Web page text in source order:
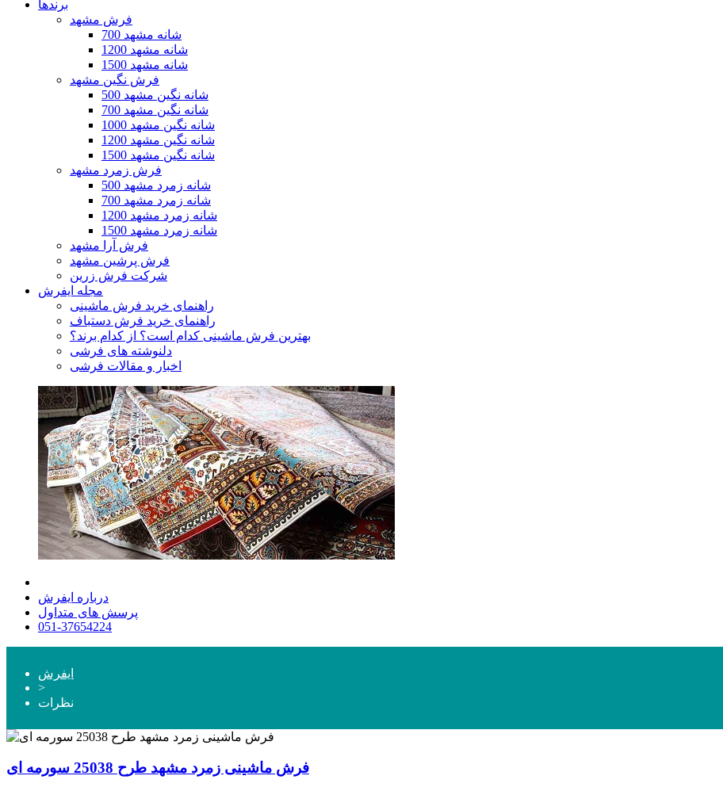
برندها
فرش مشهد
700 شانه مشهد
1200 شانه مشهد
1500 شانه مشهد
فرش نگین مشهد
500 شانه نگین مشهد
700 شانه نگین مشهد
1000 شانه نگین مشهد
1200 شانه نگین مشهد
1500 شانه نگین مشهد
فرش زمرد مشهد
500 شانه زمرد مشهد
700 شانه زمرد مشهد
1200 شانه زمرد مشهد
1500 شانه زمرد مشهد
فرش آرا مشهد
فرش پرشین مشهد
شرکت فرش زرین
مجله ایفرش
راهنمای خرید فرش ماشینی
راهنمای خرید فرش دستباف
بهترین فرش ماشینی کدام است؟ از کدام برند؟
دلنوشته های فرشی
اخبار و مقالات فرشی
درباره ایفرش
پرسش های متداول
051-37654224
ایفرش
>
نظرات
فرش ماشینی زمرد مشهد طرح 25038 سورمه ای